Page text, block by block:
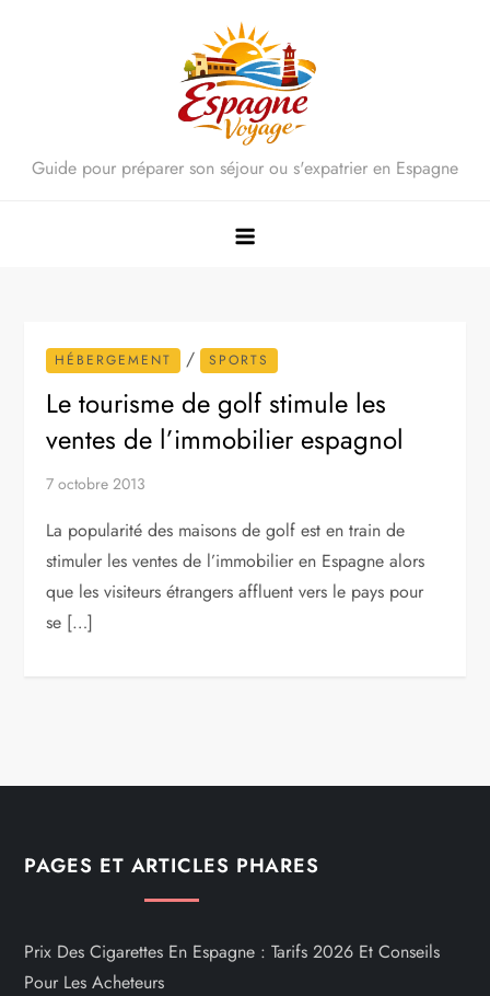
Guide pour préparer son séjour ou s'expatrier en Espagne
HÉBERGEMENT / SPORTS
Le tourisme de golf stimule les
ventes de l’immobilier espagnol
7 octobre 2013
La popularité des maisons de golf est en train de
stimuler les ventes de l’immobilier en Espagne alors
que les visiteurs étrangers affluent vers le pays pour
se […]
PAGES ET ARTICLES PHARES
Prix Des Cigarettes En Espagne : Tarifs 2026 Et Conseils
Pour Les Acheteurs